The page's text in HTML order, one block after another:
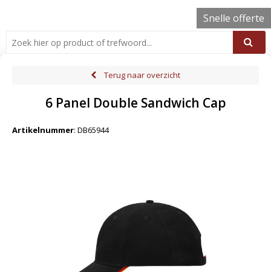
Snelle offerte
Terug naar overzicht
6 Panel Double Sandwich Cap
Artikelnummer: DB65944